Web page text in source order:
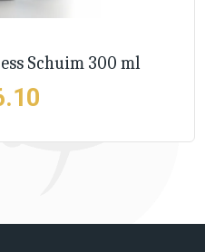
Schuim 300 ml